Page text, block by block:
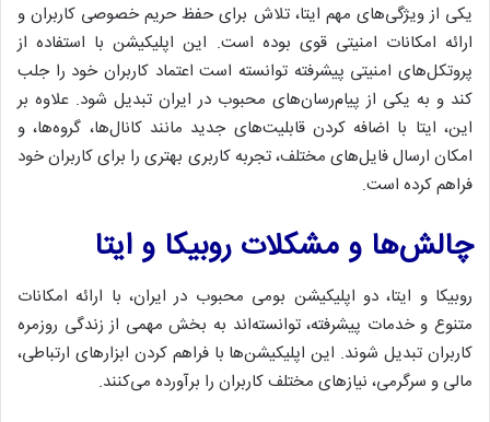
یکی از ویژگی‌های مهم ایتا، تلاش برای حفظ حریم خصوصی کاربران و
ارائه امکانات امنیتی قوی بوده است. این اپلیکیشن با استفاده از
پروتکل‌های امنیتی پیشرفته توانسته است اعتماد کاربران خود را جلب
کند و به یکی از پیام‌رسان‌های محبوب در ایران تبدیل شود. علاوه بر
این، ایتا با اضافه کردن قابلیت‌های جدید مانند کانال‌ها، گروه‌ها، و
امکان ارسال فایل‌های مختلف، تجربه کاربری بهتری را برای کاربران خود
فراهم کرده است.
چالش‌ها و مشکلات روبیکا و ایتا
روبیکا و ایتا، دو اپلیکیشن بومی محبوب در ایران، با ارائه امکانات
متنوع و خدمات پیشرفته، توانسته‌اند به بخش مهمی از زندگی روزمره
کاربران تبدیل شوند. این اپلیکیشن‌ها با فراهم کردن ابزارهای ارتباطی،
مالی و سرگرمی، نیازهای مختلف کاربران را برآورده می‌کنند.